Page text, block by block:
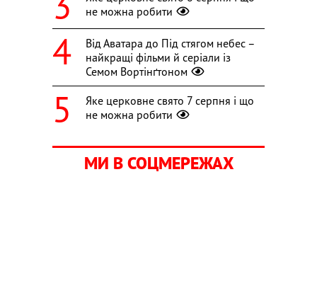
не можна робити
Від Аватара до Під стягом небес –
найкращі фільми й серіали із
Семом Вортінґтоном
Яке церковне свято 7 серпня і що
не можна робити
МИ В СОЦМЕРЕЖАХ